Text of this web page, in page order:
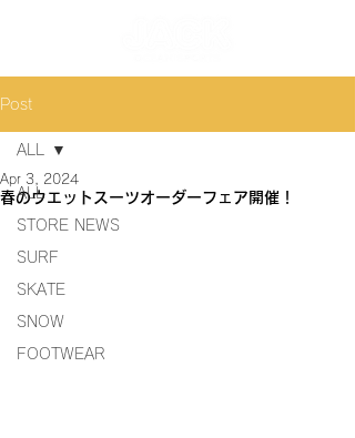
Post
ALL
STORE NEWS
SURF
SKATE
SNOW
FOOTWEAR
ALL
春のウエットスーツオーダーフェア開催！
Apr 3, 2024